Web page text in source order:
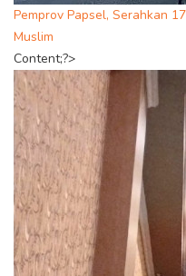
Pemprov Papsel, Serahkan
Muslim
Content;?>